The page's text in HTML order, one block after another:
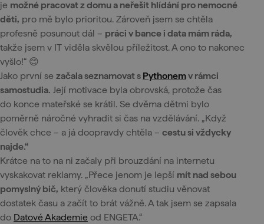
je možné pracovat z domu a neřešit hlídání pro nemocné
děti, pro mě bylo prioritou. Zároveň jsem se chtěla
profesně posunout dál – práci v bance i data mám ráda,
takže jsem v IT viděla skvělou příležitost. A ono to nakonec
vyšlo!“ 😊
Jako první se začala seznamovat s Pythonemv rámci
samostudia. Její motivace byla obrovská, protože čas
do konce mateřské se krátil. Se dvěma dětmi bylo
poměrně náročné vyhradit si čas na vzdělávání. „Když
člověk chce – a já doopravdy chtěla – cestu si vždycky
najde.“
Krátce na to na ni začaly při brouzdání na internetu
vyskakovat reklamy. „Přece jenom je lepší mít nad sebou
pomyslný bič, který člověka donutí studiu věnovat
dostatek času a začít to brát vážně. A tak jsem se zapsala
do Datové Akademie od ENGETA.“